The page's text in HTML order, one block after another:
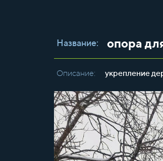
Название: опора
Описание: укрепление